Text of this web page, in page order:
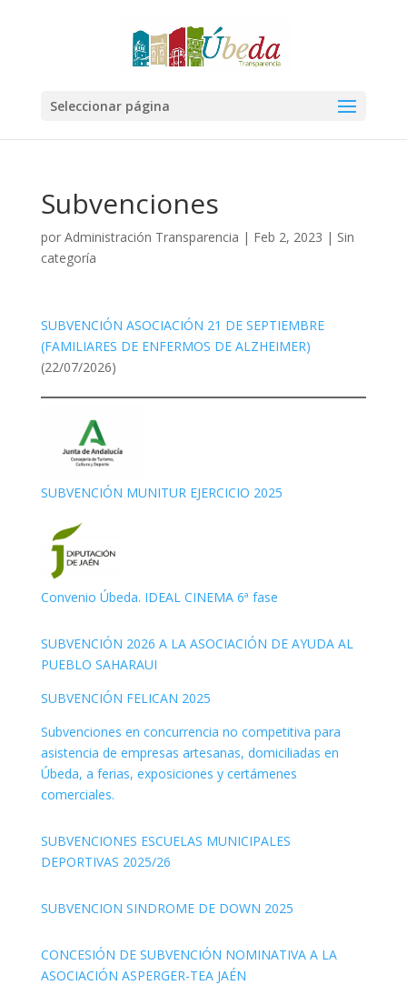
Seleccionar página
Subvenciones
por Administración Transparencia | Feb 2, 2023 | Sin
categoría
SUBVENCIÓN ASOCIACIÓN 21 DE SEPTIEMBRE
(FAMILIARES DE ENFERMOS DE ALZHEIMER)
(22/07/2026)
SUBVENCIÓN MUNITUR EJERCICIO 2025
Convenio Úbeda. IDEAL CINEMA 6ª fase
SUBVENCIÓN 2026 A LA ASOCIACIÓN DE AYUDA AL
PUEBLO SAHARAUI
SUBVENCIÓN FELICAN 2025
Subvenciones en concurrencia no competitiva para
asistencia de empresas artesanas, domiciliadas en
Úbeda, a ferias, exposiciones y certámenes
comerciales.
SUBVENCIONES ESCUELAS MUNICIPALES
DEPORTIVAS 2025/26
SUBVENCION SINDROME DE DOWN 2025
CONCESIÓN DE SUBVENCIÓN NOMINATIVA A LA
ASOCIACIÓN ASPERGER-TEA JAÉN